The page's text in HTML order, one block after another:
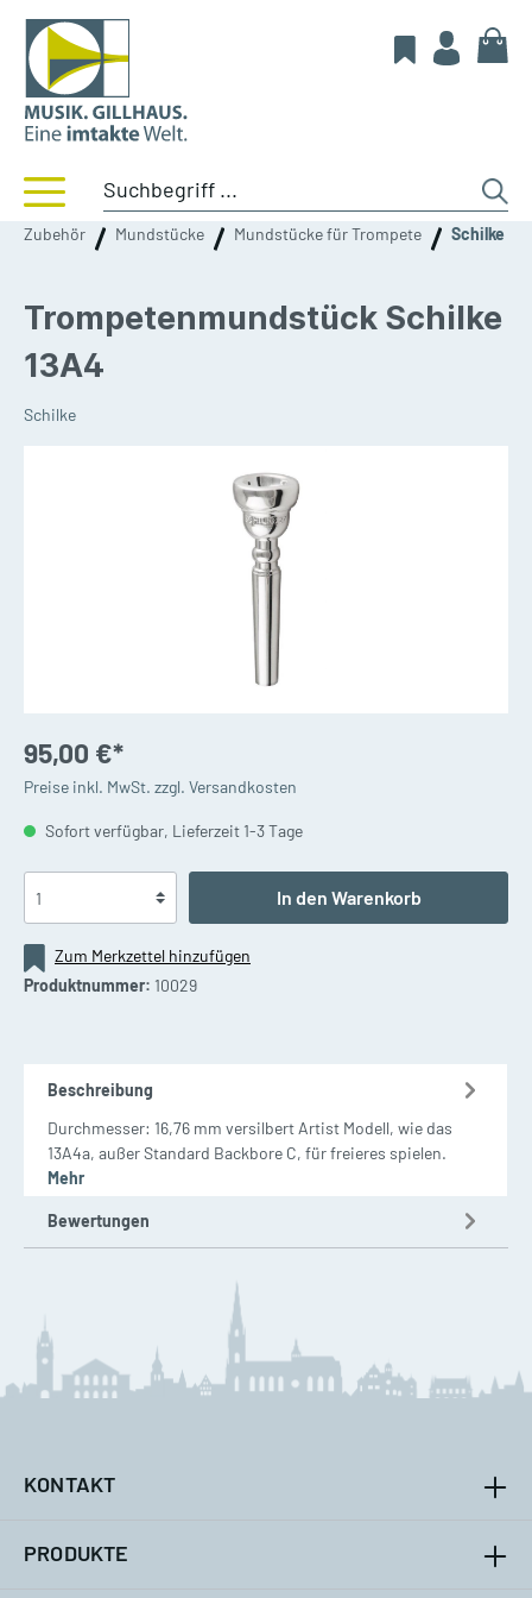
Zubehör Mundstücke Mundstücke für Trompete Schilke
Trompetenmundstück Schilke
13A4
Schilke
95,00 €*
Preise inkl. MwSt. zzgl. Versandkosten
Sofort verfügbar, Lieferzeit 1-3 Tage
In den Warenkorb
Zum Merkzettel hinzufügen
Produktnummer: 10029
Beschreibung
Durchmesser: 16,76 mm versilbert Artist Modell, wie das
13A4a, außer Standard Backbore C, für freieres spielen.
Mehr
Bewertungen
KONTAKT
PRODUKTE